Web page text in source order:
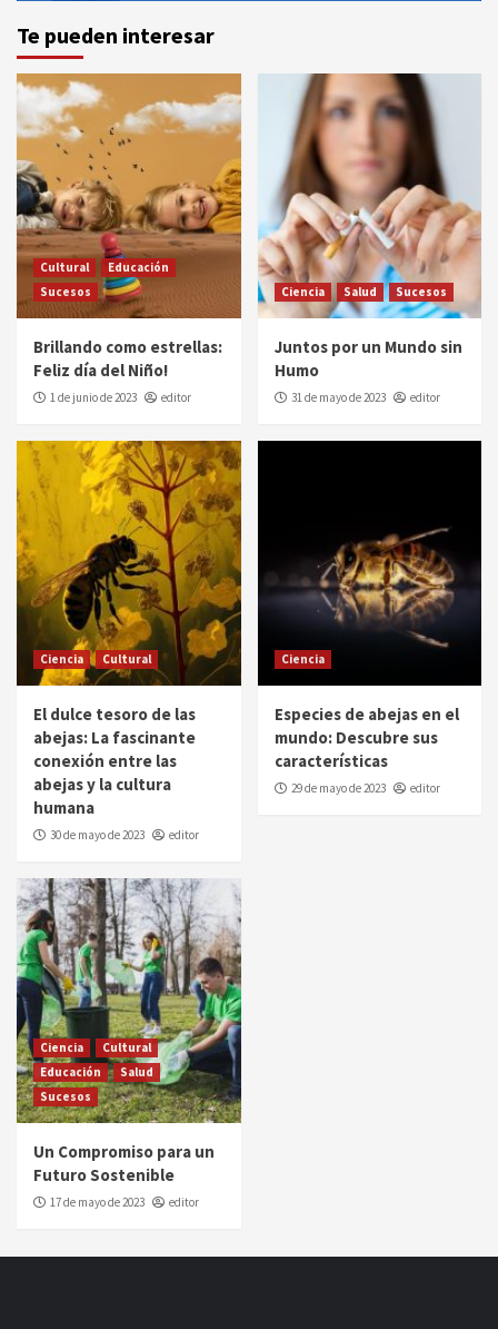
Te pueden interesar
Cultural
Educación
Sucesos
Brillando como estrellas:
Feliz día del Niño!
1 de junio de 2023 editor
Ciencia Salud Sucesos
Juntos por un Mundo sin
Humo
31 de mayo de 2023 editor
Ciencia Cultural
El dulce tesoro de las
abejas: La fascinante
conexión entre las
abejas y la cultura
humana
30 de mayo de 2023 editor
Ciencia
Especies de abejas en el
mundo: Descubre sus
características
29 de mayo de 2023 editor
Ciencia
Cultural
Educación
Salud
Sucesos
Un Compromiso para un
Futuro Sostenible
17 de mayo de 2023 editor